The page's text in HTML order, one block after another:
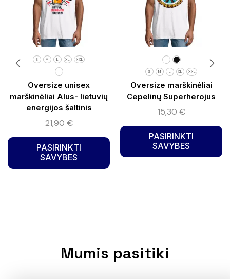
S M L XL XXL
Oversize unisex
marškinėliai Alus- lietuvių
energijos šaltinis
21,90 €
PASIRINKTI
SAVYBES
S M L XL XXL
Oversize marškinėliai
Cepelinų Superherojus
15,30 €
PASIRINKTI
SAVYBES
Mumis pasitiki